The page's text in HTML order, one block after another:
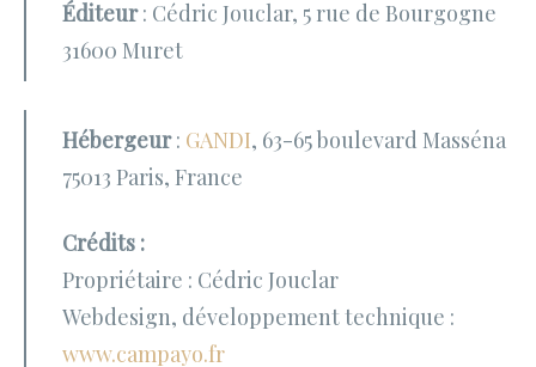
Éditeur: Cédric Jouclar, 5 rue de Bourgogne
31600 Muret
Hébergeur: GANDI, 63-65 boulevard Masséna
75013 Paris, France
Crédits :
Propriétaire : Cédric Jouclar
Webdesign, développement technique :
www.campayo.fr